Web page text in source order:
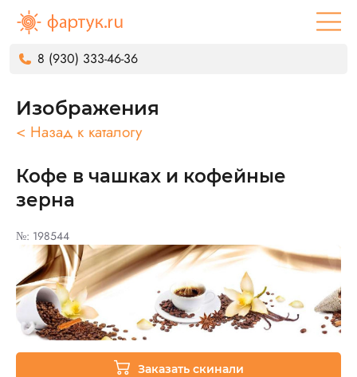
8 (930) 333-46-36
Изображения
< Назад к каталогу
Кофе в чашках и кофейные
зерна
№: 198544
Заказать скинали